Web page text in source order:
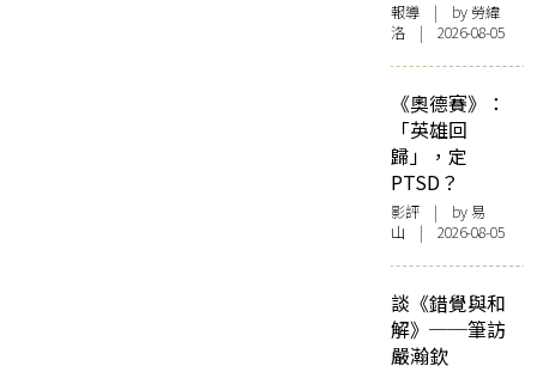
報導 | by 勞緯
洛 | 2026-08-05
《奧德賽》：
「英雄回
歸」，定
PTSD？
影評 | by 易
山 | 2026-08-05
談《錯覺與和
解》──筆訪
嚴瀚欽